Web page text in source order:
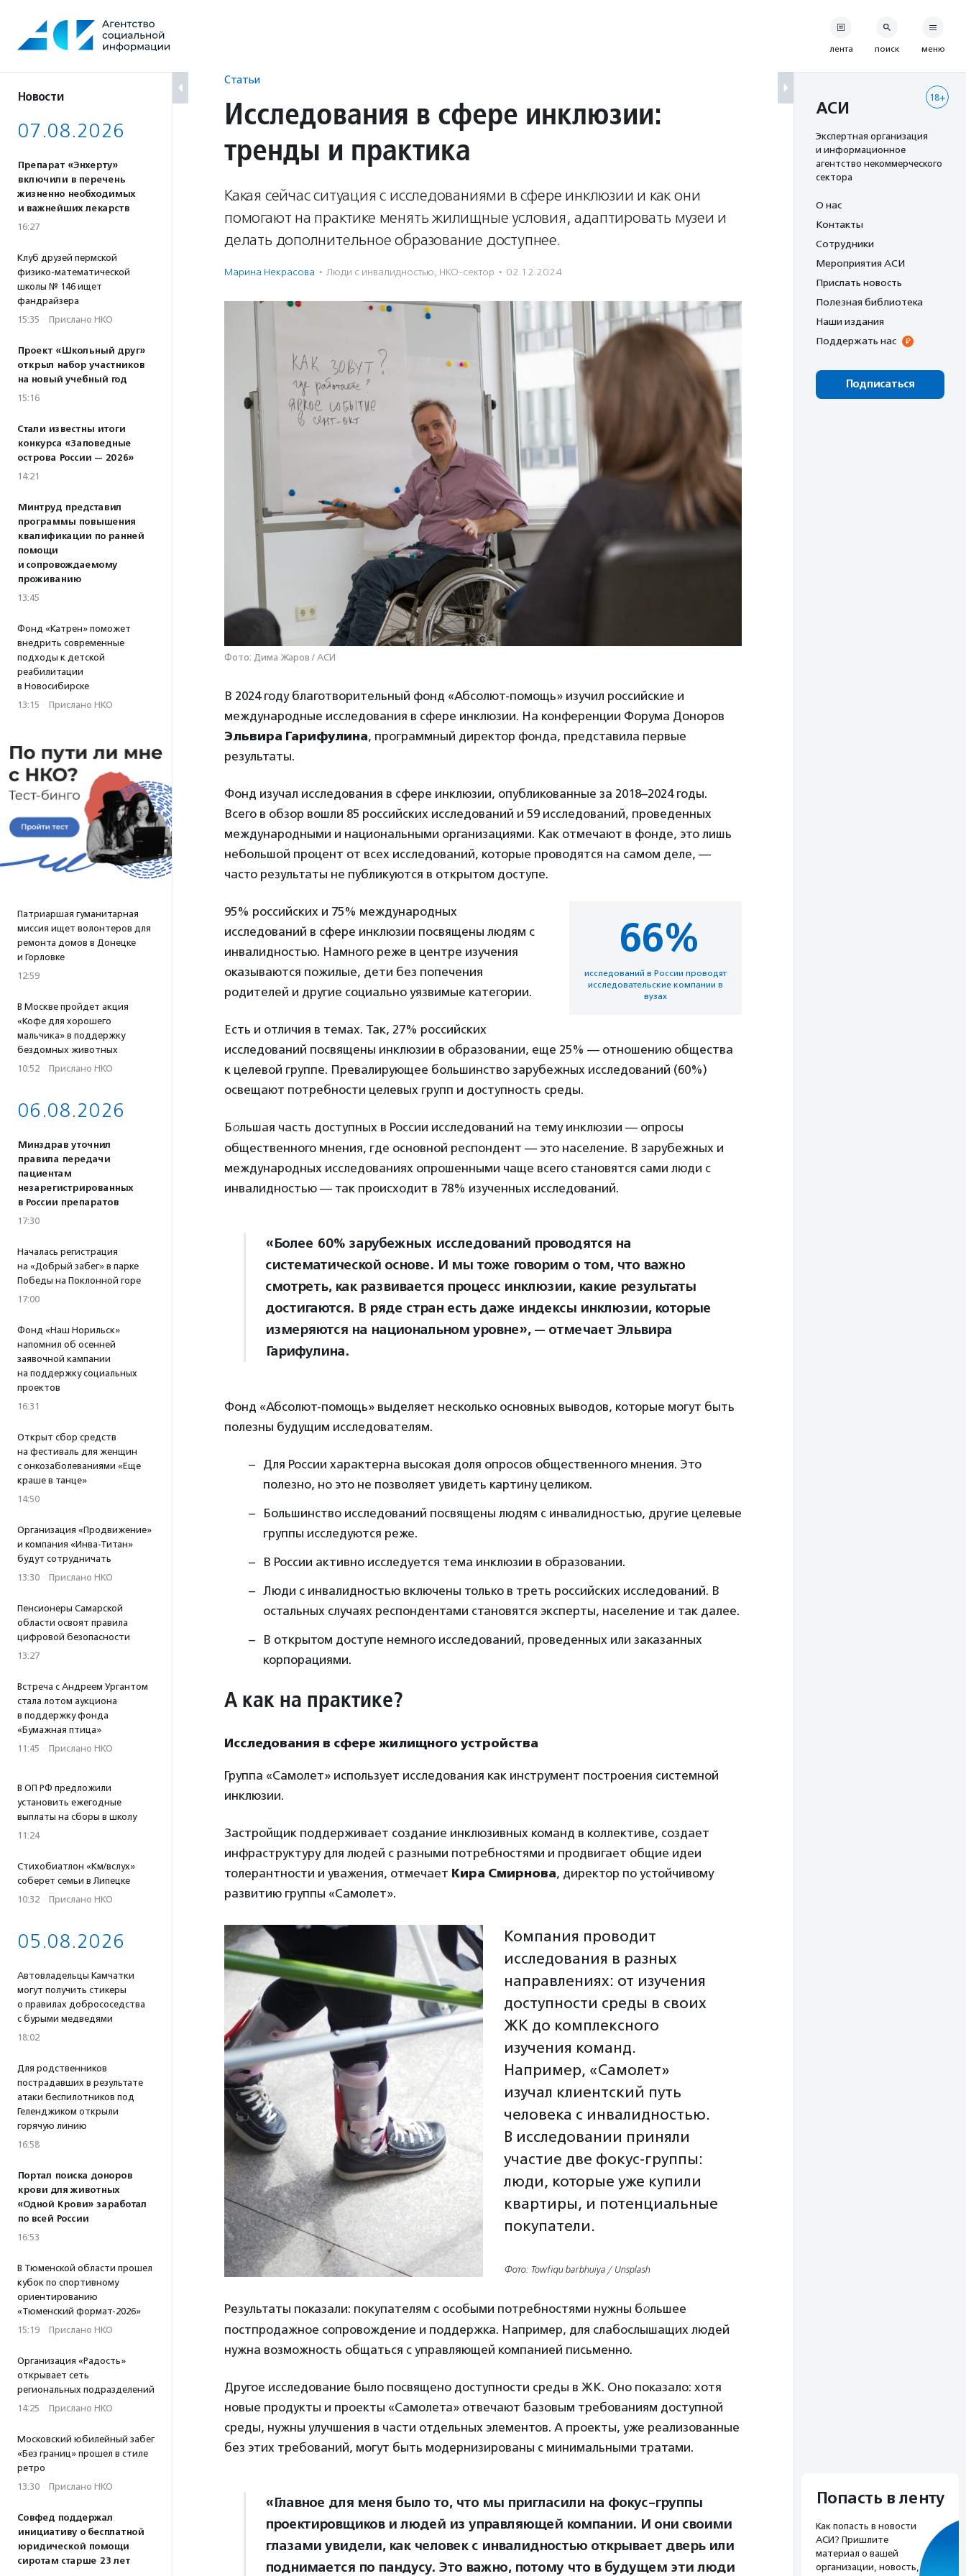
содержанию
Новости
07.08.2026
Препарат «Энхерту»
включили в перечень
жизненно необходимых
и важнейших лекарств
16:27
Клуб друзей пермской
физико-математической
школы № 146 ищет
фандрайзера
15:35 · Прислано НКО
Проект «Школьный друг»
открыл набор участников
на новый учебный год
15:16
Стали известны итоги
конкурса «Заповедные
острова России — 2026»
14:21
Минтруд представил
программы повышения
квалификации по ранней
помощи
и сопровождаемому
проживанию
13:45
Фонд «Катрен» поможет
внедрить современные
подходы к детской
реабилитации
в Новосибирске
13:15 · Прислано НКО
Патриаршая гуманитарная
миссия ищет волонтеров для
ремонта домов в Донецке
и Горловке
12:59
В Москве пройдет акция
«Кофе для хорошего
мальчика» в поддержку
бездомных животных
10:52 · Прислано НКО
06.08.2026
Минздрав уточнил
правила передачи
пациентам
незарегистрированных
в России препаратов
17:30
Началась регистрация
на «Добрый забег» в парке
Победы на Поклонной горе
17:00
Фонд «Наш Норильск»
напомнил об осенней
заявочной кампании
на поддержку социальных
проектов
16:31
Открыт сбор средств
на фестиваль для женщин
с онкозаболеваниями «Еще
краше в танце»
14:50
Организация «Продвижение»
и компания «Инва-Титан»
будут сотрудничать
13:30 · Прислано НКО
Пенсионеры Самарской
области освоят правила
цифровой безопасности
13:27
Встреча с Андреем Ургантом
стала лотом аукциона
в поддержку фонда
«Бумажная птица»
11:45 · Прислано НКО
В ОП РФ предложили
установить ежегодные
выплаты на сборы в школу
11:24
Стихобиатлон «Км/вслух»
соберет семьи в Липецке
10:32 · Прислано НКО
05.08.2026
Автовладельцы Камчатки
могут получить стикеры
о правилах добрососедства
с бурыми медведями
18:02
Для родственников
пострадавших в результате
атаки беспилотников под
Геленджиком открыли
горячую линию
16:58
Портал поиска доноров
крови для животных
«Одной Крови» заработал
по всей России
16:53
В Тюменской области прошел
кубок по спортивному
ориентированию
«Тюменский формат-2026»
15:19 · Прислано НКО
Организация «Радость»
открывает сеть
региональных подразделений
14:25 · Прислано НКО
Московский юбилейный забег
«Без границ» прошел в стиле
ретро
13:30 · Прислано НКО
Совфед поддержал
инициативу о бесплатной
юридической помощи
сиротам старше 23 лет
Статьи
Исследования в сфере инклюзии:
тренды и практика
Какая сейчас ситуация с исследованиями в сфере инклюзии и как они
помогают на практике менять жилищные условия, адаптировать музеи и
делать дополнительное образование доступнее.
Марина Некрасова · Люди с инвалидностью, НКО-сектор · 02.12.2024
Фото: Дима Жаров / АСИ
В 2024 году благотворительный фонд «Абсолют-помощь» изучил российские и
международные исследования в сфере инклюзии. На конференции Форума Доноров
Эльвира Гарифулина, программный директор фонда, представила первые
результаты.
Фонд изучал исследования в сфере инклюзии, опубликованные за 2018–2024 годы.
Всего в обзор вошли 85 российских исследований и 59 исследований, проведенных
международными и национальными организациями. Как отмечают в фонде, это лишь
небольшой процент от всех исследований, которые проводятся на самом деле, —
часто результаты не публикуются в открытом доступе.
66%
исследований в России проводят
исследовательские компании в
вузах
95% российских и 75% международных
исследований в сфере инклюзии посвящены людям с
инвалидностью. Намного реже в центре изучения
оказываются пожилые, дети без попечения
родителей и другие социально уязвимые категории.
Есть и отличия в темах. Так, 27% российских
исследований посвящены инклюзии в образовании, еще 25% — отношению общества
к целевой группе. Превалирующее большинство зарубежных исследований (60%)
освещают потребности целевых групп и доступность среды.
Большая часть доступных в России исследований на тему инклюзии — опросы
общественного мнения, где основной респондент — это население. В зарубежных и
международных исследованиях опрошенными чаще всего становятся сами люди с
инвалидностью — так происходит в 78% изученных исследований.
«Более 60% зарубежных исследований проводятся на
систематической основе. И мы тоже говорим о том, что важно
смотреть, как развивается процесс инклюзии, какие результаты
достигаются. В ряде стран есть даже индексы инклюзии, которые
измеряются на национальном уровне», — отмечает Эльвира
Гарифулина.
Фонд «Абсолют-помощь» выделяет несколько основных выводов, которые могут быть
полезны будущим исследователям.
Для России характерна высокая доля опросов общественного мнения. Это
полезно, но это не позволяет увидеть картину целиком.
Большинство исследований посвящены людям с инвалидностью, другие целевые
группы исследуются реже.
В России активно исследуется тема инклюзии в образовании.
Люди с инвалидностью включены только в треть российских исследований. В
остальных случаях респондентами становятся эксперты, население и так далее.
В открытом доступе немного исследований, проведенных или заказанных
корпорациями.
А как на практике?
Исследования в сфере жилищного устройства
Группа «Самолет» использует исследования как инструмент построения системной
инклюзии.
Застройщик поддерживает создание инклюзивных команд в коллективе, создает
инфраструктуру для людей с разными потребностями и продвигает общие идеи
толерантности и уважения, отмечает Кира Смирнова, директор по устойчивому
развитию группы «Самолет».
Компания проводит
исследования в разных
направлениях: от изучения
доступности среды в своих
ЖК до комплексного
изучения команд.
Например, «Самолет»
изучал клиентский путь
человека с инвалидностью.
В исследовании приняли
участие две фокус-группы:
люди, которые уже купили
квартиры, и потенциальные
покупатели.
Фото: Towfiqu barbhuiya / Unsplash
Результаты показали: покупателям с особыми потребностями нужны большее
постпродажное сопровождение и поддержка. Например, для слабослышащих людей
нужна возможность общаться с управляющей компанией письменно.
Другое исследование было посвящено доступности среды в ЖК. Оно показало: хотя
новые продукты и проекты «Самолета» отвечают базовым требованиям доступной
среды, нужны улучшения в части отдельных элементов. А проекты, уже реализованные
без этих требований, могут быть модернизированы с минимальными тратами.
«Главное для меня было то, что мы пригласили на фокус-группы
проектировщиков и людей из управляющей компании. И они своими
глазами увидели, как человек с инвалидностью открывает дверь или
поднимается по пандусу. Это важно, потому что в будущем эти люди
лента поиск меню
18+
АСИ
Экспертная организация
и информационное
агентство некоммерческого
сектора
О нас
Контакты
Сотрудники
Мероприятия АСИ
Прислать новость
Полезная библиотека
Наши издания
Поддержать нас
Подписаться
Попасть в ленту
Как попасть в новости
АСИ? Пришлите
материал о вашей
организации, новость,